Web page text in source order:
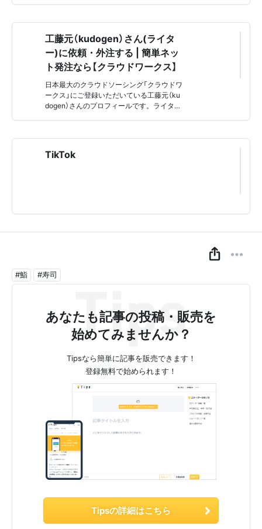
工藤元（kudogen）さん(ライタ
ー)に依頼・外注する | 簡単ネッ
ト発注なら【クラウドワークス】
日本最大のクラウドソーシング「クラウドワ
ークス」にご登録いただいている工藤元（ku
dogen）さんのプロフィールです。ライター
料。
TikTok
#鮨 #寿司
あなたも記事の投稿・販売を
始めてみませんか？
Tipsなら簡単に記事を販売できます！
登録無料で始められます！
Tipsの詳細はこちら